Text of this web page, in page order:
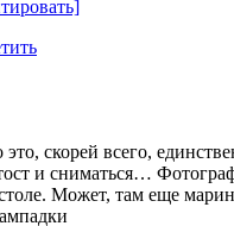
скорей всего,
и сниматься…
Может, там еще